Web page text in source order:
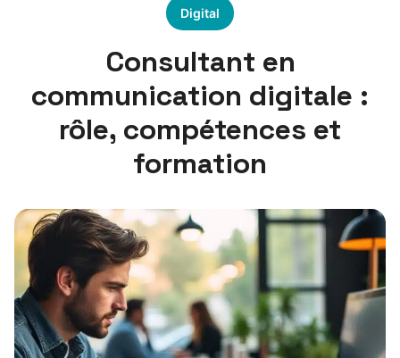
Digital
Consultant en
communication digitale :
rôle, compétences et
formation